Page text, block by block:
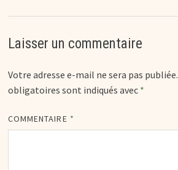
Laisser un commentaire
Votre adresse e-mail ne sera pas publiée.
obligatoires sont indiqués avec *
COMMENTAIRE *